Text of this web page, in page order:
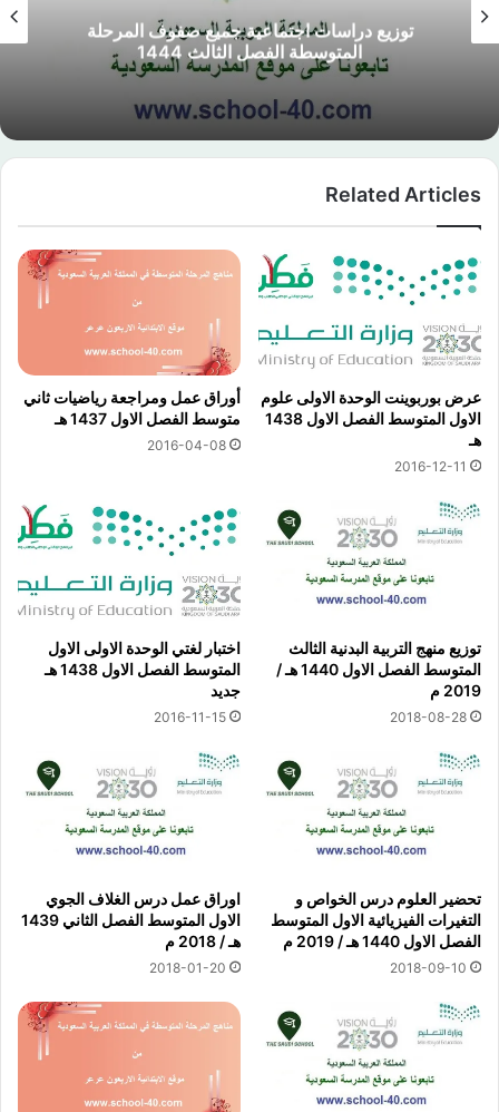
توزيع دراسات اجتماعية جميع صفوف المرحلة
المتوسطة الفصل الثالث 1444
Related Articles
عرض بوربوينت الوحدة الاولى علوم
الاول المتوسط الفصل الاول 1438
هـ
2016-12-11
أوراق عمل ومراجعة رياضيات ثاني
متوسط الفصل الاول 1437 هـ
2016-04-08
توزيع منهج التربية البدنية الثالث
المتوسط الفصل الاول 1440 هـ /
2019 م
2018-08-28
اختبار لغتي الوحدة الاولى الاول
المتوسط الفصل الاول 1438 هـ
جديد
2016-11-15
تحضير العلوم درس الخواص و
التغيرات الفيزيائية الاول المتوسط
الفصل الاول 1440 هـ / 2019 م
2018-09-10
اوراق عمل درس الغلاف الجوي
الاول المتوسط الفصل الثاني 1439
هـ / 2018 م
2018-01-20